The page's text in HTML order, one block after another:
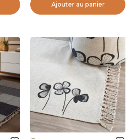
Ajouter au panier